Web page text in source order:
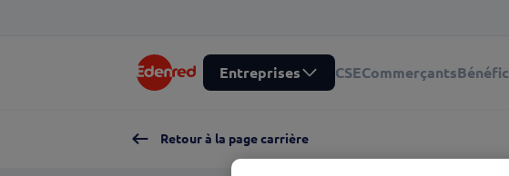
Entreprises CSECommerçants
Retour à la page carrière